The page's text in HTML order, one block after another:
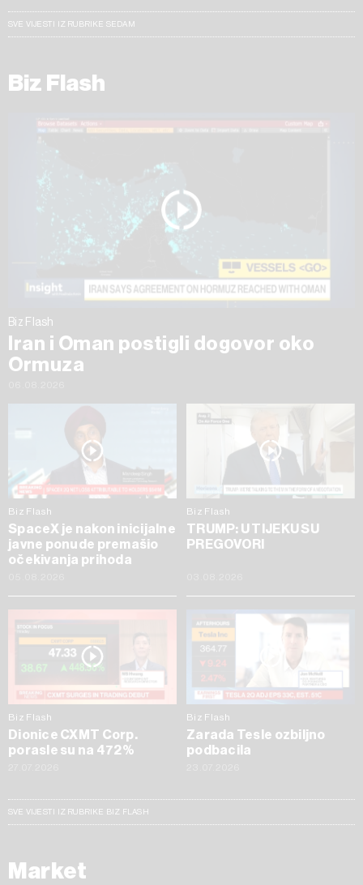
SVE VIJESTI IZ RUBRIKE SEDAM
Biz Flash
Biz Flash
Iran i Oman postigli dogovor oko
Ormuza
Biz Flash
SpaceX je nakon inicijalne
javne ponude premašio
očekivanja prihoda
Biz Flash
TRUMP: U TIJEKU SU
PREGOVORI
Biz Flash
Dionice CXMT Corp.
porasle su na 472%
Biz Flash
Zarada Tesle ozbiljno
podbacila
SVE VIJESTI IZ RUBRIKE BIZ FLASH
Market